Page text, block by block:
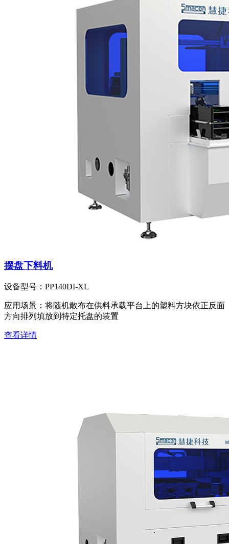
摆盘下料机
设备型号： PP140DI-XL
应用场景： 将随机散布在供料承载平台上的塑料方块依正反面
方向排列填放到特定托盘的装置
查看详情